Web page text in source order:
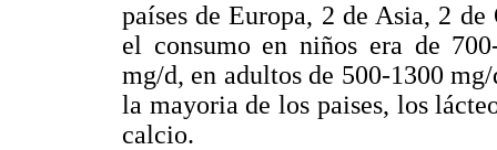
países de Europa, 2 de Asia, 2
el consumo en niños era de
mg/d, en adultos de 500-1300
la mayoria de los paises, los
calcio.